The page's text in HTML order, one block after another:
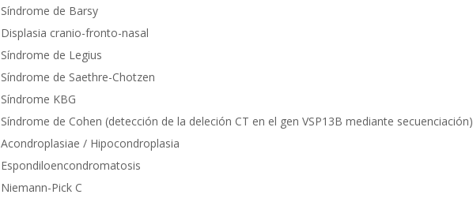
Síndrome de Barsy
Displasia cranio-fronto-nasal
Síndrome de Legius
Síndrome de Saethre-Chotzen
Síndrome KBG
Síndrome de Cohen (detección de la deleción CT en el gen VSP13B mediante secuenciación)
Acondroplasiae / Hipocondroplasia
Espondiloencondromatosis
Niemann-Pick C